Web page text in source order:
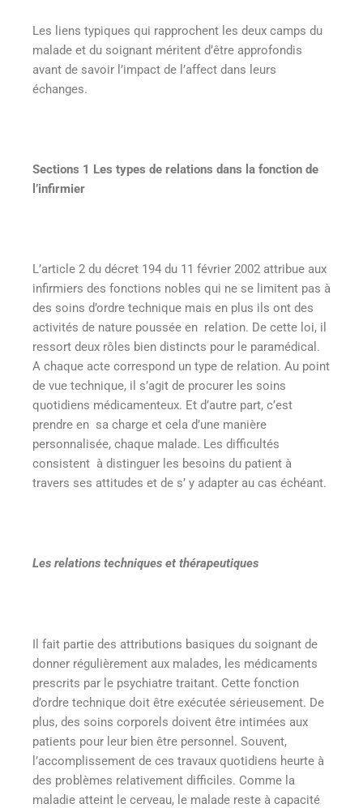
Les liens typiques qui rapprochent les deux camps du
malade et du soignant méritent d’être approfondis
avant de savoir l’impact de l’affect dans leurs
échanges.
Sections 1 Les types de relations dans la fonction de
l’infirmier
L’article 2 du décret 194 du 11 février 2002 attribue aux
infirmiers des fonctions nobles qui ne se limitent pas à
des soins d’ordre technique mais en plus ils ont des
activités de nature poussée en relation. De cette loi, il
ressort deux rôles bien distincts pour le paramédical.
A chaque acte correspond un type de relation. Au point
de vue technique, il s’agit de procurer les soins
quotidiens médicamenteux. Et d’autre part, c’est
prendre en sa charge et cela d’une manière
personnalisée, chaque malade. Les difficultés
consistent à distinguer les besoins du patient à
travers ses attitudes et de s’ y adapter au cas échéant.
Les relations techniques et thérapeutiques
Il fait partie des attributions basiques du soignant de
donner régulièrement aux malades, les médicaments
prescrits par le psychiatre traitant. Cette fonction
d’ordre technique doit être exécutée sérieusement. De
plus, des soins corporels doivent être intimées aux
patients pour leur bien être personnel. Souvent,
l’accomplissement de ces travaux quotidiens heurte à
des problèmes relativement difficiles. Comme la
maladie atteint le cerveau, le malade reste à capacité